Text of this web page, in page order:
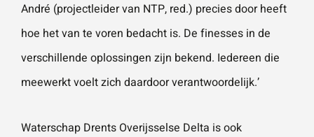
André (projectleider van NTP, red.) precies door heeft
hoe het van te voren bedacht is. De finesses in de
verschillende oplossingen zijn bekend. Iedereen die
meewerkt voelt zich daardoor verantwoordelijk.’
Waterschap Drents Overijsselse Delta is ook